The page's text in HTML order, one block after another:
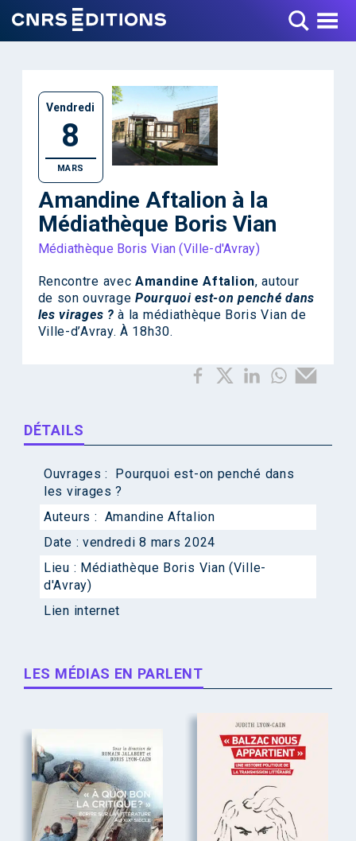
Toggle Menu
Vendredi
8
MARS
Amandine Aftalion à la
Médiathèque Boris Vian
Médiathèque Boris Vian (Ville-d'Avray)
Rencontre avecAmandine Aftalion, autour
de son ouvragePourquoi est-on penché dans
les virages ?à la médiathèque Boris Vian de
Ville-d’Avray. À 18h30.
DÉTAILS
Ouvrages :
Pourquoi est-on penché dans
les virages ?
Auteurs : Amandine Aftalion
Date : vendredi 8 mars 2024
Lieu : Médiathèque Boris Vian (Ville-
d'Avray)
Lien internet
LES MÉDIAS EN PARLENT